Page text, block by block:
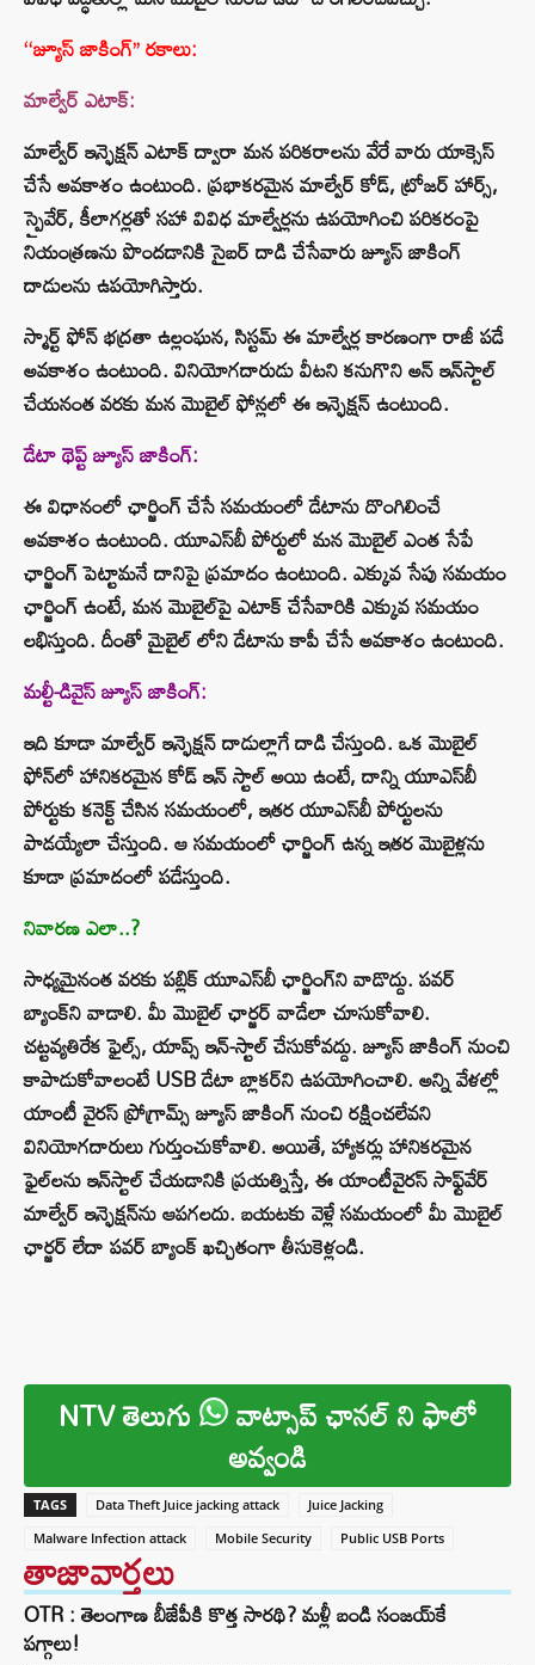
‘‘జ్యూస్ జాకింగ్’’ రకాలు:
మాల్వేర్ ఎటాక్:
మాల్వేర్ ఇన్ఫెక్షన్ ఎటాక్ ద్వారా మన పరికరాలను వేరే వారు యాక్సెస్
చేసే అవకాశం ఉంటుంది. ప్రభాకరమైన మాల్వేర్ కోడ్, ట్రోజర్ హార్స్,
స్పైవేర్, కీలాగర్లతో సహా వివిధ మాల్వేర్లను ఉపయోగించి పరికరంపై
నియంత్రణను పొందడానికి సైబర్ దాడి చేసేవారు జ్యూస్ జాకింగ్
దాడులను ఉపయోగిస్తారు.
స్మార్ట్ ఫోన్ భద్రతా ఉల్లంఘన, సిస్టమ్ ఈ మాల్వేర్ల కారణంగా రాజీ పడే
అవకాశం ఉంటుంది. వినియోగదారుడు వీటని కనుగొని అన్ ఇన్‌స్టాల్
చేయనంత వరకు మన మొబైల్ ఫోన్లలో ఈ ఇన్ఫెక్షన్ ఉంటుంది.
డేటా థెప్ట్ జ్యూస్ జాకింగ్:
ఈ విధానంలో ఛార్జింగ్ చేసే సమయంలో డేటాను దొంగిలించే
అవకాశం ఉంటుంది. యూఎస్‌బీ పోర్టులో మన మొబైల్ ఎంత సేపే
ఛార్జింగ్ పెట్టామనే దానిపై ప్రమాదం ఉంటుంది. ఎక్కువ సేపు సమయం
ఛార్జింగ్ ఉంటే, మన మొబైల్‌పై ఎటాక్ చేసేవారికి ఎక్కువ సమయం
లభిస్తుంది. దీంతో మైబైల్ లోని డేటాను కాపీ చేసే అవకాశం ఉంటుంది.
మల్టీ-డివైస్ జ్యూస్ జాకింగ్:
ఇది కూడా మాల్వేర్ ఇన్ఫెక్షన్ దాడుల్లాగే దాడి చేస్తుంది. ఒక మొబైల్
ఫోన్‌లో హానికరమైన కోడ్ ఇన్ స్టాల్ అయి ఉంటే, దాన్ని యూఎస్‌బీ
పోర్టుకు కనెక్ట్ చేసిన సమయంలో, ఇతర యూఎస్‌బీ పోర్టులను
పాడయ్యేలా చేస్తుంది. ఆ సమయంలో ఛార్జింగ్ ఉన్న ఇతర మొబైళ్లను
కూడా ప్రమాదంలో పడేస్తుంది.
నివారణ ఎలా..?
సాధ్యమైనంత వరకు పబ్లిక్ యూఎస్‌బీ ఛార్జింగ్‌ని వాడొద్దు. పవర్
బ్యాంక్‌ని వాడాలి. మీ మొబైల్ ఛార్జర్ వాడేలా చూసుకోవాలి.
చట్టవ్యతిరేక ఫైల్స్, యాప్స్ ఇన్-స్టాల్ చేసుకోవద్దు. జ్యూస్ జాకింగ్ నుంచి
కాపాడుకోవాలంటే USB డేటా బ్లాకర్‌ని ఉపయోగించాలి. అన్ని వేళల్లో
యాంటీ వైరస్ ప్రోగ్రామ్స్ జ్యూస్ జాకింగ్ నుంచి రక్షించలేవని
వినియోగదారులు గుర్తుంచుకోవాలి. అయితే, హ్యాకర్లు హానికరమైన
ఫైల్‌లను ఇన్‌స్టాల్ చేయడానికి ప్రయత్నిస్తే, ఈ యాంటీవైరస్ సాఫ్ట్‌వేర్
మాల్వేర్ ఇన్ఫెక్షన్‌ను ఆపగలదు. బయటకు వెళ్లే సమయంలో మీ మొబైల్
ఛార్జర్ లేదా పవర్ బ్యాంక్ ఖచ్చితంగా తీసుకెళ్లండి.
NTV తెలుగు వాట్సాప్ ఛానల్ ని ఫాలో
అవ్వండి
TAGS Data Theft Juice jacking attack
Juice Jacking
Malware Infection attack
Mobile Security Public USB Ports
తాజావార్తలు
OTR : తెలంగాణ బీజేపీకి కొత్త సారథి? మళ్లీ బండి సంజయ్‌కే
పగ్గాలు!